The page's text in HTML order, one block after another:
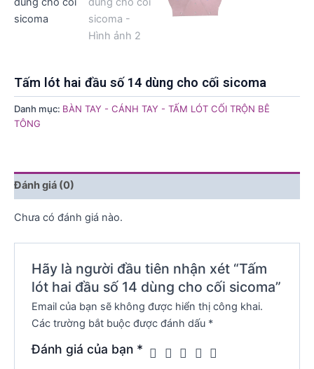
Tấm lót hai đầu số 14 dùng cho cối sicoma
Danh mục: BÀN TAY - CÁNH TAY - TẤM LÓT CỐI TRỘN BÊ
TÔNG
Đánh giá (0)
Chưa có đánh giá nào.
Hãy là người đầu tiên nhận xét “Tấm
lót hai đầu số 14 dùng cho cối sicoma”
Email của bạn sẽ không được hiển thị công khai.
Các trường bắt buộc được đánh dấu *
Đánh giá của bạn *